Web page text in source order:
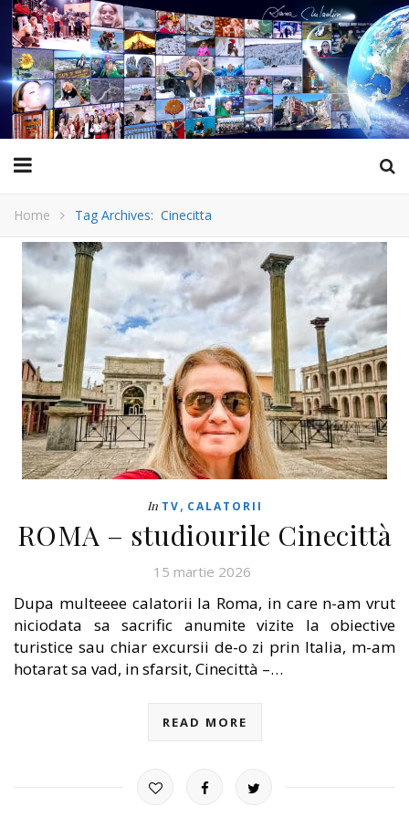
Home Tag Archives: Cinecitta
In TV, CALATORII
ROMA – studiourile Cinecittà
15 martie 2026
Dupa multeeee calatorii la Roma, in care n-am vrut
niciodata sa sacrific anumite vizite la obiective
turistice sau chiar excursii de-o zi prin Italia, m-am
hotarat sa vad, in sfarsit, Cinecittà –…
READ MORE